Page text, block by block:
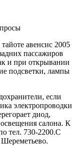
авенсис 2005
пассажиров
и при открывании
подсветки, лампы
если
электропроводки
диод,
салона. К
тел. 730-2200.С